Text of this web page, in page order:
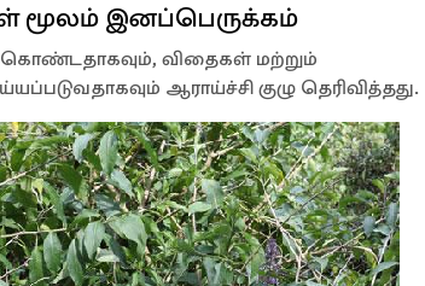
மூலம் இனப்பெருக்கம்
கொண்டதாகவும், விதைகள் மற்றும்
ஆராய்ச்சி குழு தெரிவித்தது.